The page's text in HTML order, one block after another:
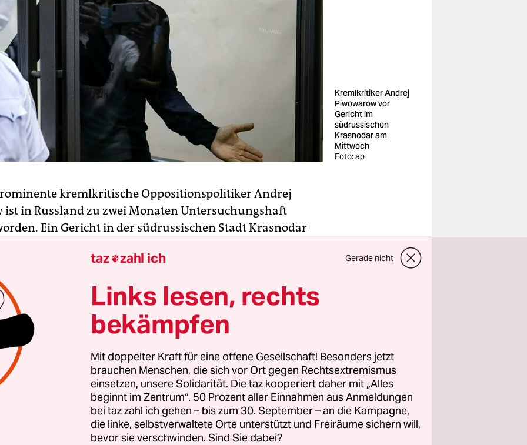
Kremlkritiker Andrej
Piwowarow vor
Gericht im
südrussischen
Krasnodar am
Mittwoch
Foto: ap
kremlkritische Oppositionspolitiker Andrej
ist in Russland zu zwei Monaten Untersuchungshaft
Ein Gericht in der südrussischen Stadt Krasnodar
einer in Russland „unerwünschten Organisation“
der bis vor kurzem die regierungskritische Gruppe
leitete, war am Montagabend bei der versuchten
Polen an Bord eines Flugzeugs in St. Petersburg
worden
. Ihm drohen bis zu sechs Jahre Haft.
taz zahl ich Gerade nicht
Links lesen, rechts
bekämpfen
Mit doppelter Kraft für eine offene Gesellschaft! Besonders jetzt
brauchen Menschen, die sich vor Ort gegen Rechtsextremismus
einsetzen, unsere Solidarität. Die taz kooperiert daher mit „Alles
beginnt im Zentrum“. 50 Prozent aller Einnahmen aus Anmeldungen
bei taz zahl ich gehen – bis zum 30. September – an die Kampagne,
die linke, selbstverwaltete Orte unterstützt und Freiräume sichern will,
bevor sie verschwinden. Sind Sie dabei?